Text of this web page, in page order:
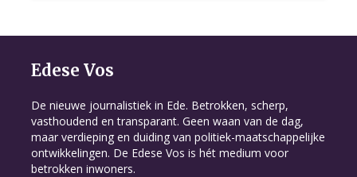
Edese Vos
De nieuwe journalistiek in Ede. Betrokken, scherp,
vasthoudend en transparant. Geen waan van de dag,
maar verdieping en duiding van politiek-maatschappelijke
ontwikkelingen. De Edese Vos is hét medium voor
betrokken inwoners.